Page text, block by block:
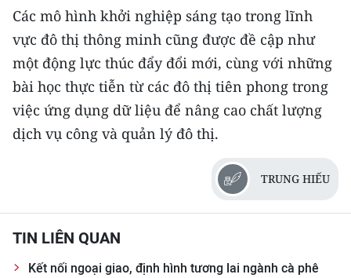
NHÂN DÂN CUỐI TUẦN
NHÂN DÂN HẰNG THÁNG
MUA BÁO
ĐỌC BÁO IN
FRANÇAIS
Các mô hình khởi nghiệp sáng tạo trong lĩnh
vực đô thị thông minh cũng được đề cập như
một động lực thúc đẩy đổi mới, cùng với những
bài học thực tiễn từ các đô thị tiên phong trong
việc ứng dụng dữ liệu để nâng cao chất lượng
dịch vụ công và quản lý đô thị.
TRUNG HIẾU
TIN LIÊN QUAN
Kết nối ngoại giao, định hình tương lai ngành cà phê